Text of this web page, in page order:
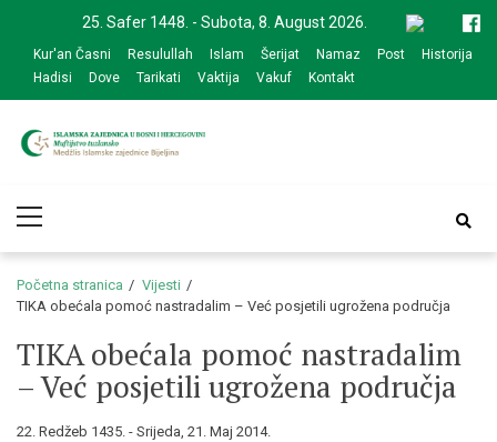
navigation
content
25. Safer 1448. - Subota, 8. August 2026.
Kur'an Časni Resulullah Islam Šerijat Namaz Post
Historija
Hadisi
Dove Tarikati Vaktija Vakuf Kontakt
zajednice Bijeljina
Menu
Početna stranica
Vijesti
TIKA obećala pomoć nastradalim – Već posjetili ugrožena područja
TIKA obećala pomoć nastradalim
– Već posjetili ugrožena područja
22. Redžeb 1435. - Srijeda, 21. Maj 2014.